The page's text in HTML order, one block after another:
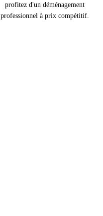
profitez d'un déménagement
professionnel à prix compétitif.